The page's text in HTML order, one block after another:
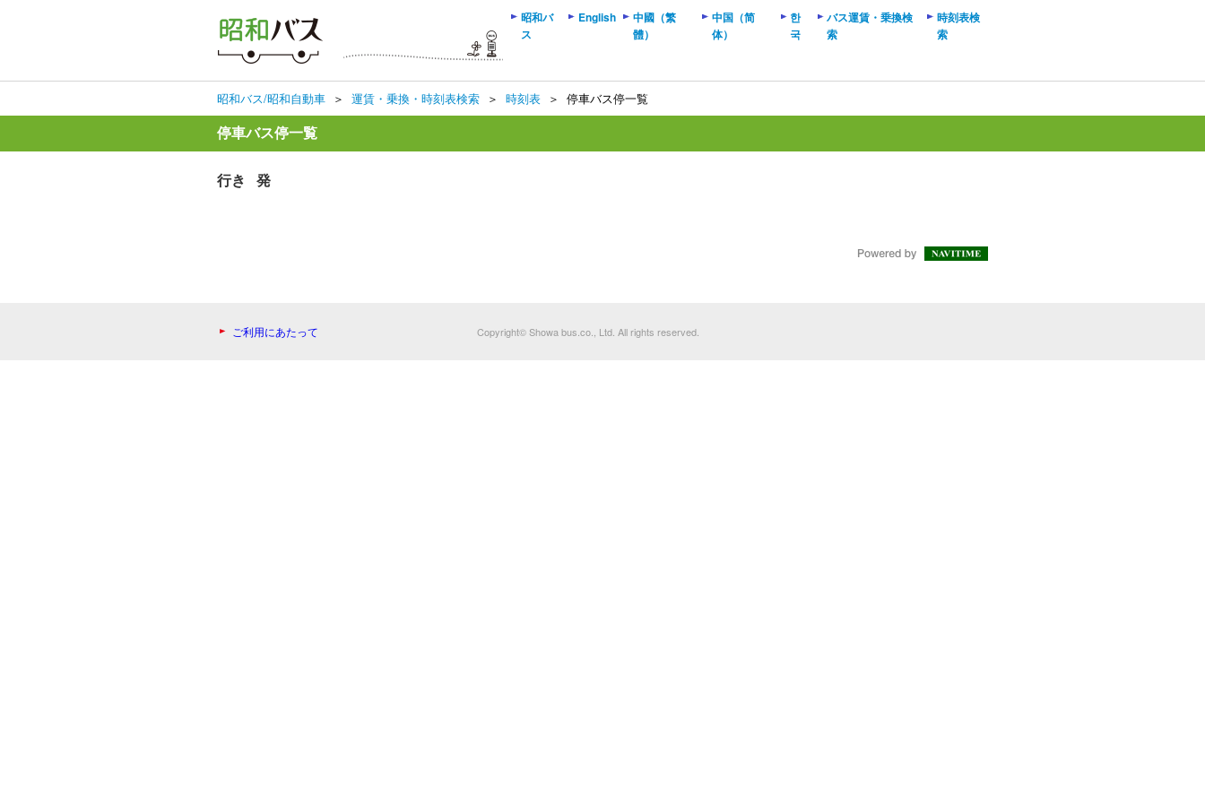
昭和バス/昭和自動車 ＞ 運賃・乗換・時刻表検索 ＞ 時刻表 ＞ 停車バス停一覧
停車バス停一覧
行き 発
昭和バ
ス
English
中國（繁
體）
中国（简
体）
한
국
バス運賃・乗換検
索
時刻表検
索
ご利用にあたって Copyright© Showa bus.co., Ltd. All rights reserved.